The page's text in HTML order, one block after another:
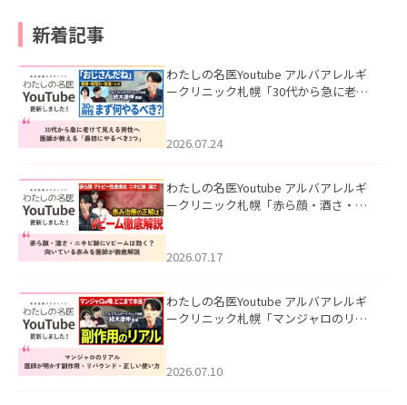
新着記事
わたしの名医Youtube アルバアレルギ
ークリニック札幌「30代から急に老け
た。
2026.07.24
わたしの名医Youtube アルバアレルギ
ークリニック札幌「赤ら顔・酒さ・ニ
した。
2026.07.17
わたしの名医Youtube アルバアレルギ
ークリニック札幌「マンジャロのリア
た。
2026.07.10